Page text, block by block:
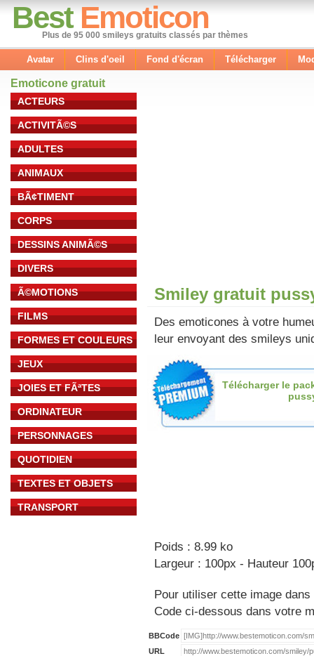
Best Emoticon
Plus de 95 000 smileys gratuits classés par thèmes
Avatar Clins d'oeil Fond d'écran Télécharger
Emoticone gratuit
ACTEURS
ACTIVITÃ©S
ADULTES
ANIMAUX
BÃ¢TIMENT
CORPS
DESSINS ANIMÃ©S
DIVERS
Ã©MOTIONS
FILMS
FORMES ET COULEURS
JEUX
JOIES ET FÃªTES
ORDINATEUR
PERSONNAGES
QUOTIDIEN
TEXTES ET OBJETS
TRANSPORT
Smiley gratuit
Des emoticones à votre
leur envoyant des smileys
Télécharger le
Poids : 8.99 ko
Largeur : 100px - Hauteur
Pour utiliser cette image
Code ci-dessous dans votre
BBCode
URL